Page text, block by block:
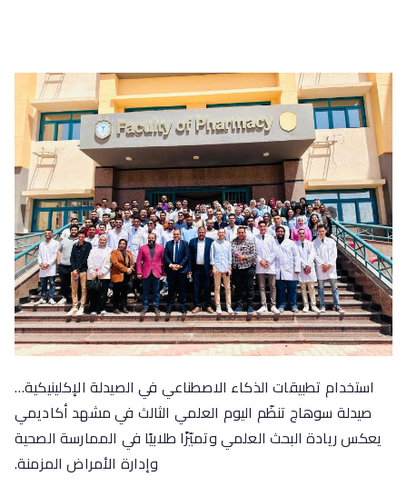
استخدام تطبيقات الذكاء الاصطناعي في الصيدلة الإكلينيكية…
صيدلة سوهاج تنظّم اليوم العلمي الثالث في مشهد أكاديمي
يعكس ريادة البحث العلمي وتميّزًا طلابيًا في الممارسة الصحية
وإدارة الأمراض المزمنة.